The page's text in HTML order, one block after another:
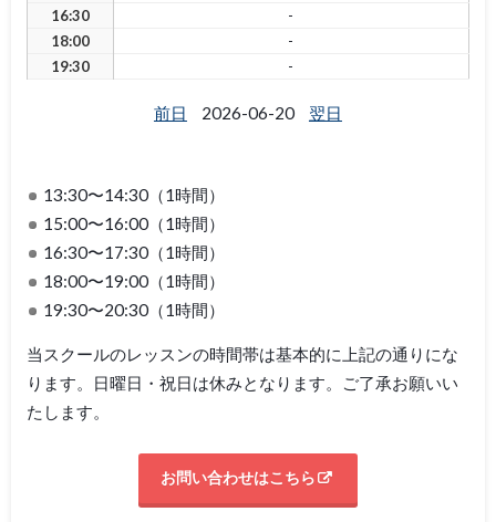
16:30
-
18:00
-
19:30
-
前日 2026-06-20 翌日
13:30〜14:30（1時間）
15:00〜16:00（1時間）
16:30〜17:30（1時間）
18:00〜19:00（1時間）
19:30〜20:30（1時間）
当スクールのレッスンの時間帯は基本的に上記の通りにな
ります。日曜日・祝日は休みとなります。ご了承お願いい
たします。
お問い合わせはこちら